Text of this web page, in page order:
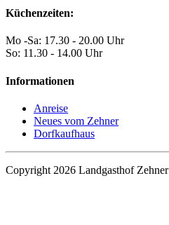
Küchenzeiten:
Mo -Sa: 17.30 - 20.00 Uhr
So: 11.30 - 14.00 Uhr
Informationen
Anreise
Neues vom Zehner
Dorfkaufhaus
Copyright 2026 Landgasthof Zehner